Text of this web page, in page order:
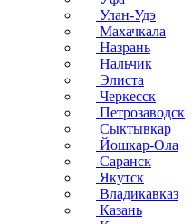
Улан-Удэ
Махачкала
Назрань
Нальчик
Элиста
Черкесск
Петрозаводск
Сыктывкар
Йошкар-Ола
Саранск
Якутск
Владикавказ
Казань